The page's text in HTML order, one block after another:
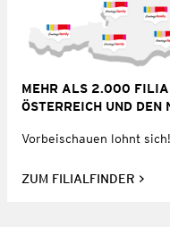
MEHR ALS 2.000
ÖSTERREICH UND DEN
Vorbeischauen lohnt
ZUM FILIALFINDER